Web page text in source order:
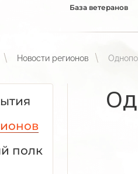
База ветеранов
Новости регионов
полк